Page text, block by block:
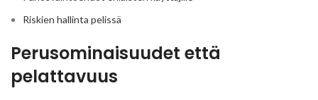
Riskien hallinta pelissä
Perusominaisuudet että
pelattavuus